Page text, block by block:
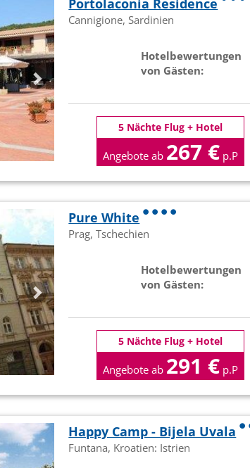
Cannigione, Sardinien
Hotelbewertungen
von Gästen:
5 Nächte Flug + Hotel
Angebote ab 267 € p.P
Pure White
Prag, Tschechien
Hotelbewertungen
von Gästen:
5 Nächte Flug + Hotel
Angebote ab 291 € p.P
Happy Camp - Bijela Uvala
Funtana, Kroatien: Istrien